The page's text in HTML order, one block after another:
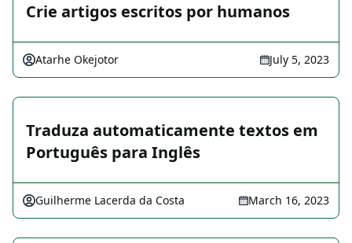
Crie artigos escritos por humanos
Atarhe Okejotor July 5, 2023
Traduza automaticamente textos em
Português para Inglês
Guilherme Lacerda da Costa March 16, 2023